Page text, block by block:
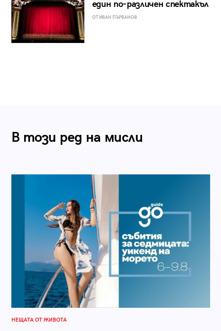
един по-различен спектакъл
ОТ ИВАН ПЪРВАНОВ
В този ред на мисли
НЕЩАТА ОТ ЖИВОТА